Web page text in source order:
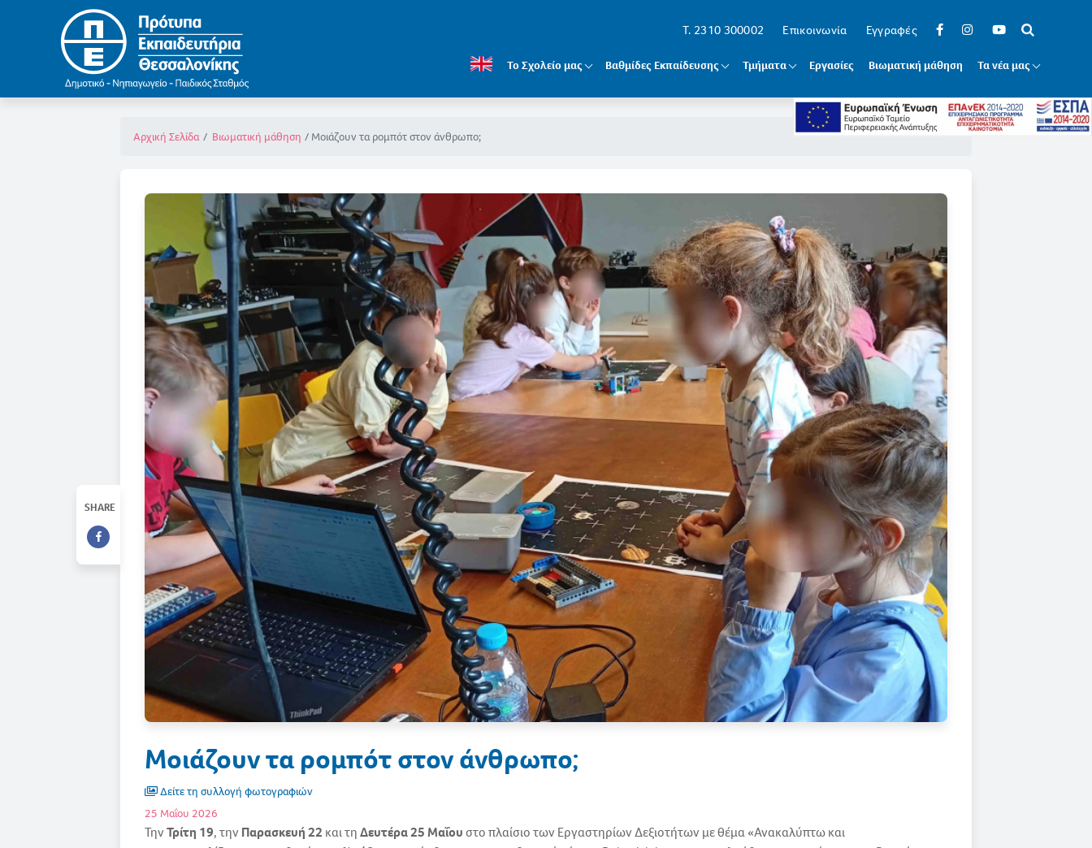
T. 2310 300002 Επικοινωνία Εγγραφές
Το Σχολείο μας Βαθμίδες Εκπαίδευσης Τμήματα Εργασίες Βιωματική μάθηση Τα νέα μας
Αρχική Σελίδα Βιωματική μάθηση Μοιάζουν τα ρομπότ στον άνθρωπο;
Μοιάζουν τα ρομπότ στον άνθρωπο;
Δείτε τη συλλογή φωτογραφιών
25 Μαΐου 2026
ΤηνΤρίτη 19, τηνΠαρασκευή 22και τηΔευτέρα 25 Μαΐουστο πλαίσιο των Εργαστηρίων Δεξιοτήτων με θέμα «Ανακαλύπτω και
SHARE